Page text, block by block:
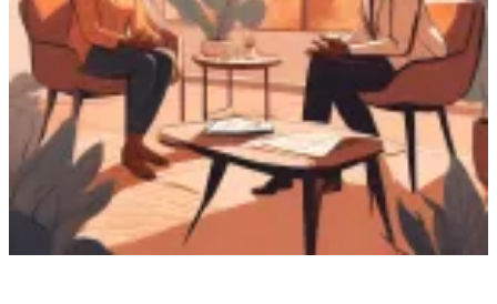
changer
comportements
négatifs
?